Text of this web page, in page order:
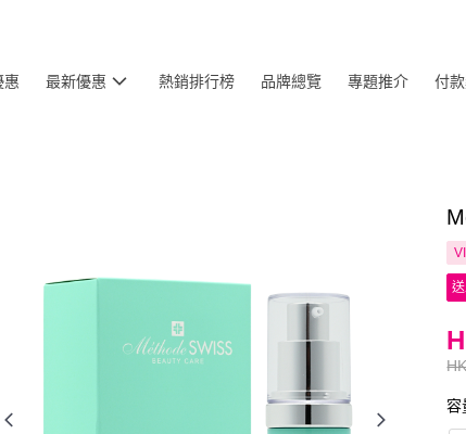
惠 最新優惠 熱銷排行榜 品牌總覽 專題推介 付
容